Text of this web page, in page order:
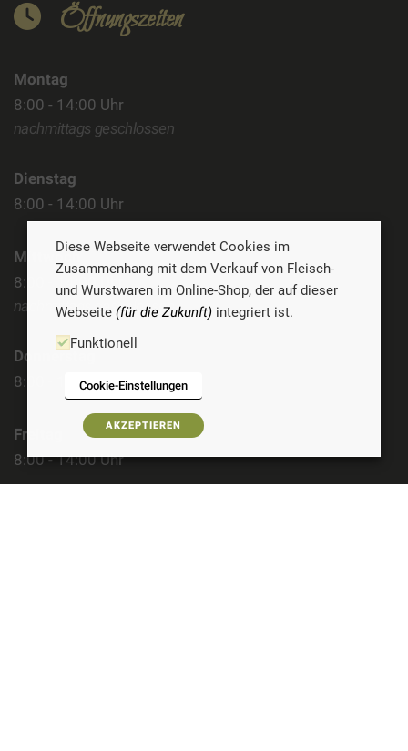
Öffnungszeiten
Montag
8:00 - 14:00 Uhr
nachmittags geschlossen
Dienstag
8:00 - 14:00 Uhr
Mittwoch
8:00 - 14:00 Uhr
nachmittags geschlossen
Donnerstag
8:00 - 14:00 Uhr
Freitag
8:00 - 14:00 Uhr
Diese Webseite verwendet Cookies im
Zusammenhang mit dem Verkauf von Fleisch-
und Wurstwaren im Online-Shop, der auf dieser
Webseite (für die Zukunft) integriert ist.
Funktionell
Cookie-Einstellungen
AKZEPTIEREN